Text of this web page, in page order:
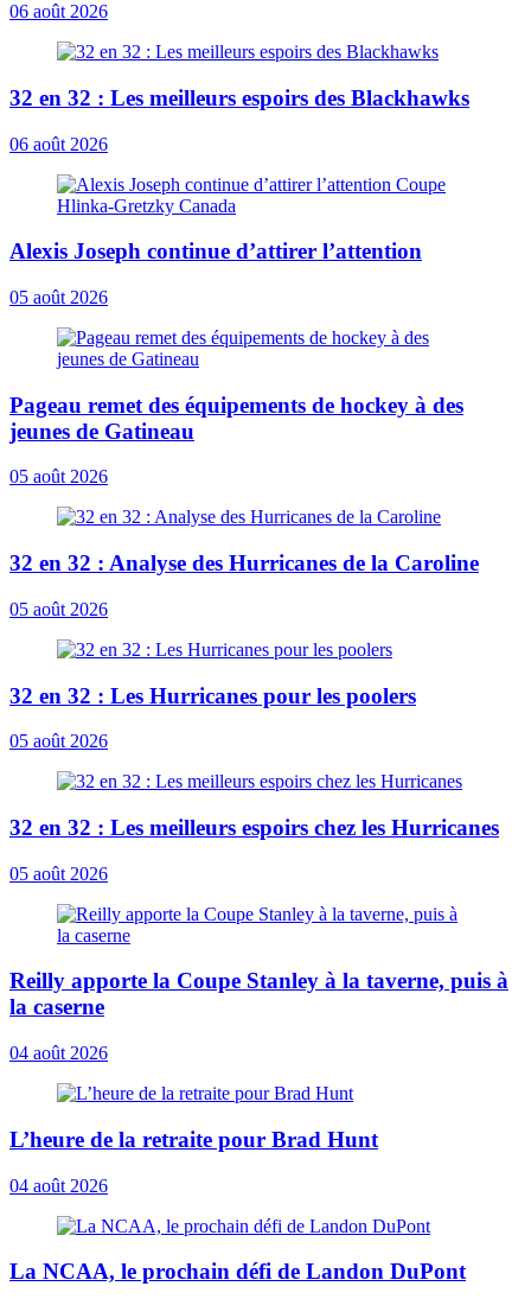
06 août 2026
32 en 32 : Les meilleurs espoirs des Blackhawks
06 août 2026
Alexis Joseph continue d’attirer l’attention
05 août 2026
Pageau remet des équipements de hockey à des
jeunes de Gatineau
05 août 2026
32 en 32 : Analyse des Hurricanes de la Caroline
05 août 2026
32 en 32 : Les Hurricanes pour les poolers
05 août 2026
32 en 32 : Les meilleurs espoirs chez les Hurricanes
05 août 2026
Reilly apporte la Coupe Stanley à la taverne, puis à
la caserne
04 août 2026
L’heure de la retraite pour Brad Hunt
04 août 2026
La NCAA, le prochain défi de Landon DuPont